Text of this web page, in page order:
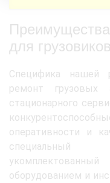
для грузовиков
Специфика нашей
ремонт грузовых
стационарного
оперативности и
специальный
оборудованием и